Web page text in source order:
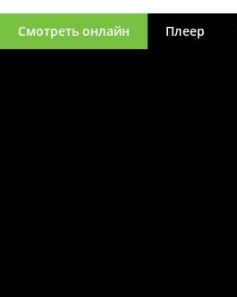
Смотреть онлайн Плеер